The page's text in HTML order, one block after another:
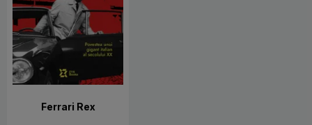
Ferrari Rex